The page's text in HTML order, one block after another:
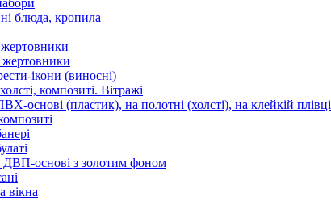
блюда, кропила
жертовники
ікони (виносні)
композиті. Вітражі
основі (пластик), на полотні (холсті), на клейкій плівці
основі з золотим фоном
вікна